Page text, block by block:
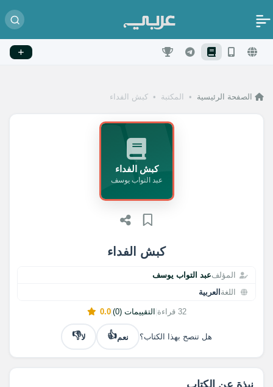
الصفحة الرئيسية • المكتبة • كبش الفداء
كبش الفداء
المؤلفعبد التواب يوسف
اللغة العربية
32 قراءة التقييمات (0) |
0.0
هل تنصح بهذا الكتاب؟ نعم👍 لا👎
كبش الفداء
عبد التواب يوسف
نبذة عن الكتاب